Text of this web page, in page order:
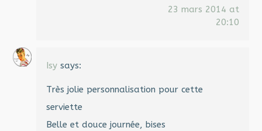
23 mars 2014 at
20:10
Isy says:
Très jolie personnalisation pour cette
serviette
Belle et douce journée, bises